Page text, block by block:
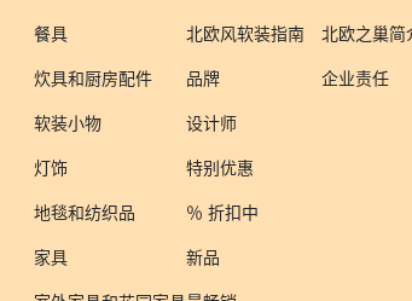
餐具
炊具和厨房配件
软装小物
灯饰
地毯和纺织品
家具
北欧风软装指南
品牌
设计师
特别优惠
％ 折扣中
新品
北欧之巢简
企业责任